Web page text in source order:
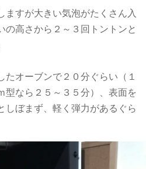
ますが大きい気泡がたくさん入
の高さから２～３回トントンと
たオーブンで２０分ぐらい（１
型なら２５～３５分）、表面を
しぼまず、軽く弾力があるぐら